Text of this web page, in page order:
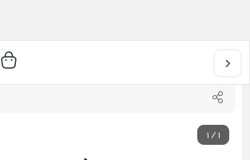
خانه ریمل حجم دهنده اکستند ولوم 4*1 کالیستا
1/1